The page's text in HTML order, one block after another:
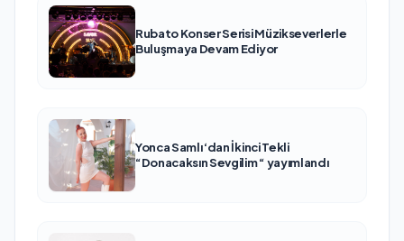
Rubato Konser Serisi Müzikseverlerle
Buluşmaya Devam Ediyor
Yonca Samlı ‘dan İkinci Tekli
“Donacaksın Sevgilim “ yayımlandı